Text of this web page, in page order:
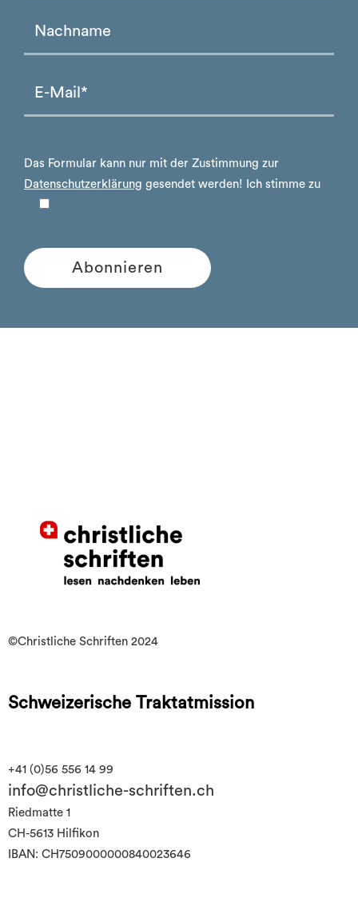
Das Formular kann nur mit der Zustimmung zur
Datenschutzerklärung gesendet werden! Ich stimme zu
©Christliche Schriften 2024
Schweizerische Traktatmission
+41 (0)56 556 14 99
info@christliche-schriften.ch
Riedmatte 1
CH-5613 Hilfikon
IBAN: CH7509000000840023646